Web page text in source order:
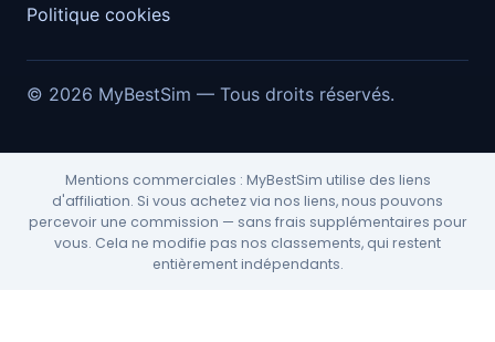
Politique cookies
© 2026 MyBestSim — Tous droits réservés.
Mentions commerciales : MyBestSim utilise des liens
d'affiliation. Si vous achetez via nos liens, nous pouvons
percevoir une commission — sans frais supplémentaires pour
vous. Cela ne modifie pas nos classements, qui restent
entièrement indépendants.